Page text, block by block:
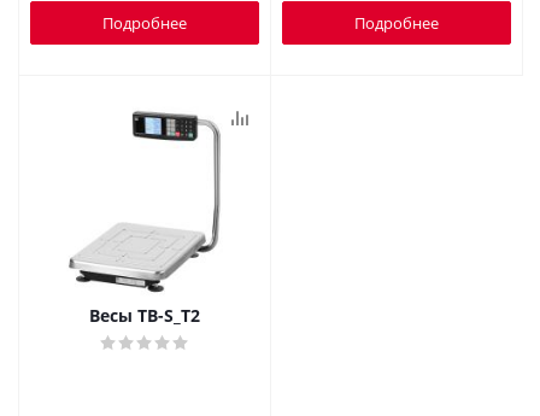
Подробнее Подробнее
Весы TB-S_T2